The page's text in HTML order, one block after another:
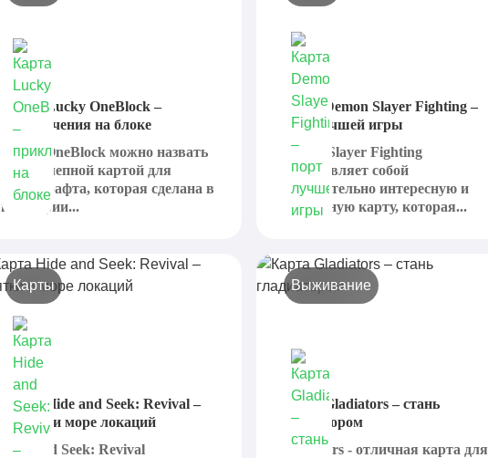
Карта Lucky OneBlock –
приключения на блоке
Lucky OneBlock можно назвать
великолепной картой для
Майнкрафта, которая сделана в
категории...
Карта Demon Slayer Fighting –
порт лучшей игры
Demon Slayer Fighting
представляет собой
действительно интересную и
необычную карту, которая...
Карты
Карта Hide and Seek: Revival –
прятки и море локаций
Hide and Seek: Revival
Выживание
Карта Gladiators – стань
гладиатором
Gladiators - отличная карта для